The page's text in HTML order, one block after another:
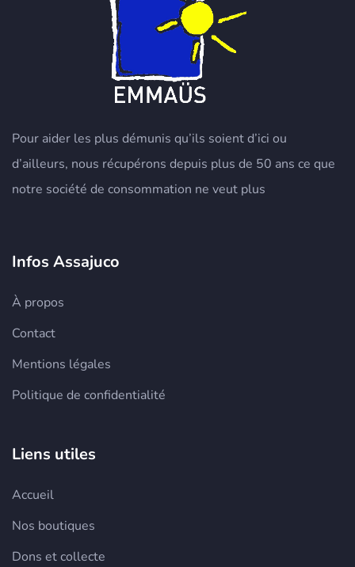
Pour aider les plus démunis qu’ils soient d’ici ou
d’ailleurs, nous récupérons depuis plus de 50 ans ce que
notre société de consommation ne veut plus
Infos Assajuco
À propos
Contact
Mentions légales
Politique de confidentialité
Liens utiles
Accueil
Nos boutiques
Dons et collecte